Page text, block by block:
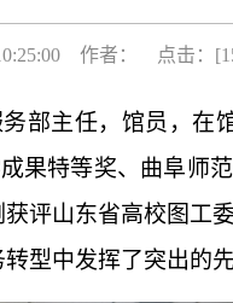
10:25:00 作者： 点击：[
部主任，馆员，在
果特等奖、曲阜师
评山东省高校图工
型中发挥了突出的先